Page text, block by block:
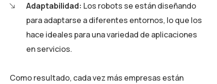
Adaptabilidad: Los robots se están diseñando
para adaptarse a diferentes entornos, lo que los
hace ideales para una variedad de aplicaciones
en servicios.
Como resultado, cada vez más empresas están